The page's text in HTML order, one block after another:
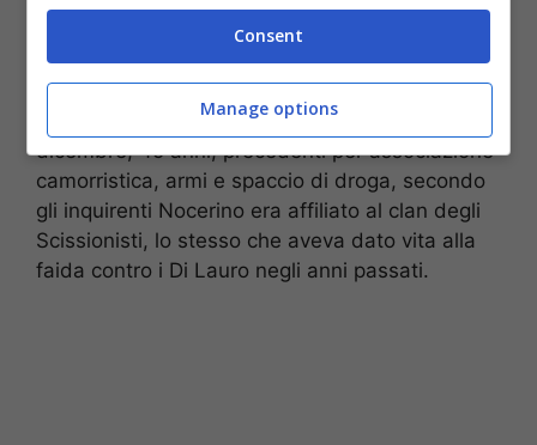
domenica scorsa, infatti, i killer della camorra
erano entrati in azione in un’altra zona di Napoli,
Scampia, uccidendo con una decina di colpi al
volto Ciro Nocerino. Latitante dallo scorso
dicembre, 45 anni, precedenti per associazione
camorristica, armi e spaccio di droga, secondo
gli inquirenti Nocerino era affiliato al clan degli
Scissionisti, lo stesso che aveva dato vita alla
faida contro i Di Lauro negli anni passati.
Consent
Manage options